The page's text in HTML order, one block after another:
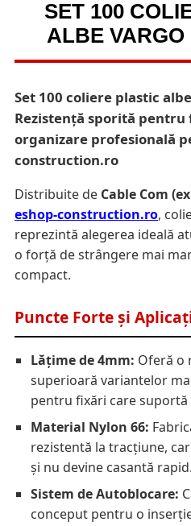
SET 100
ALBE VARGO
Set 100 coliere plastic
Rezistență sporită
organizare profesională
construction.ro
Distribuite de Cable Com
eshop-construction.ro,
reprezintă alegerea ideală
o forță de strângere mai
compact.
Puncte Forte și
Lățime de 4mm: Oferă o
superioară variantelor
pentru fixări care
Material Nylon 66:
rezistentă la tracțiune,
și nu devine casantă rapid.
Sistem de Autoblocare:
conceput pentru o